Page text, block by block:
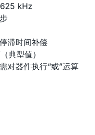
kHz
滞时间补偿
典型值）
对器件执行“或”运算